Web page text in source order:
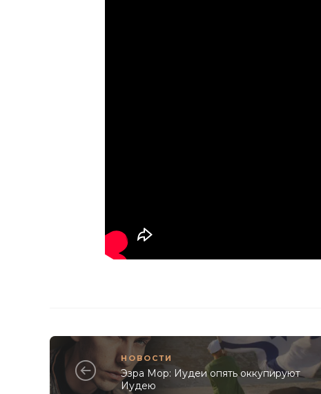
НОВОСТИ
Эзра Мор: Иудеи опять оккупируют
Иудею